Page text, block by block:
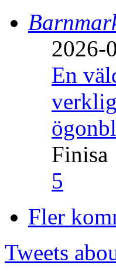
2026-
En
Finisa
5
Fler
Tweets